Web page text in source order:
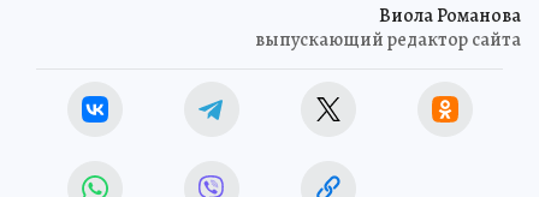
Виола Романова
выпускающий редактор сайта